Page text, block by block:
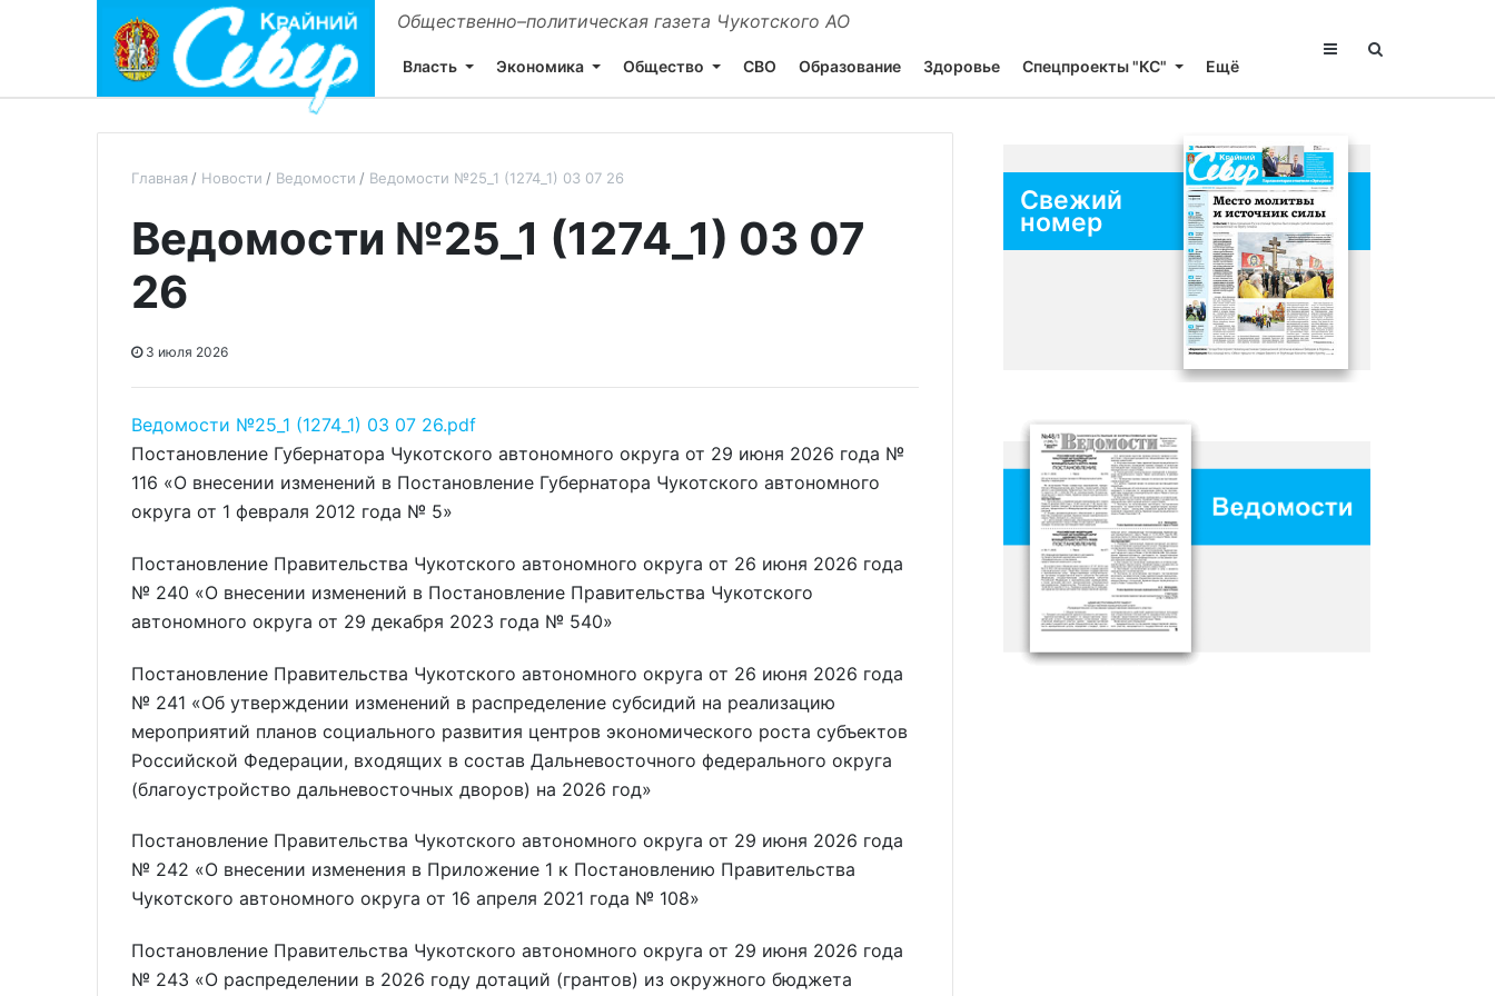
Общественно–политическая газета Чукотского АО
Власть Экономика Общество СВО Образование Здоровье Спецпроекты "КС" Ещё
Главная Новости Ведомости Ведомости №25_1 (1274_1) 03 07 26
Ведомости №25_1 (1274_1) 03 07
26
3 июля 2026
Ведомости №25_1 (1274_1) 03 07 26.pdf
Постановление Губернатора Чукотского автономного округа от 29 июня 2026 года №
116 «О внесении изменений в Постановление Губернатора Чукотского автономного
округа от 1 февраля 2012 года № 5»
Постановление Правительства Чукотского автономного округа от 26 июня 2026 года
№ 240 «О внесении изменений в Постановление Правительства Чукотского
автономного округа от 29 декабря 2023 года № 540»
Постановление Правительства Чукотского автономного округа от 26 июня 2026 года
№ 241 «Об утверждении изменений в распределение субсидий на реализацию
мероприятий планов социального развития центров экономического роста субъектов
Российской Федерации, входящих в состав Дальневосточного федерального округа
(благоустройство дальневосточных дворов) на 2026 год»
Постановление Правительства Чукотского автономного округа от 29 июня 2026 года
№ 242 «О внесении изменения в Приложение 1 к Постановлению Правительства
Чукотского автономного округа от 16 апреля 2021 года № 108»
Постановление Правительства Чукотского автономного округа от 29 июня 2026 года
№ 243 «О распределении в 2026 году дотаций (грантов) из окружного бюджета
Свежий
номер